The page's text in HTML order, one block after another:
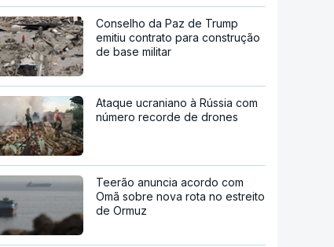
Conselho da Paz de Trump
emitiu contrato para construção
de base militar
Ataque ucraniano à Rússia com
número recorde de drones
Teerão anuncia acordo com
Omã sobre nova rota no estreito
de Ormuz